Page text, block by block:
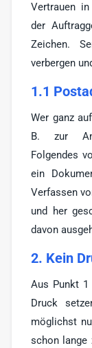
Vertrauen
der
Zeichen.
verbergen
1.1
Wer ganz
B. zur
Folgendes
ein
Verfassen
und her
davon
2. Kein
Aus Punkt
Druck
möglichst
schon lange